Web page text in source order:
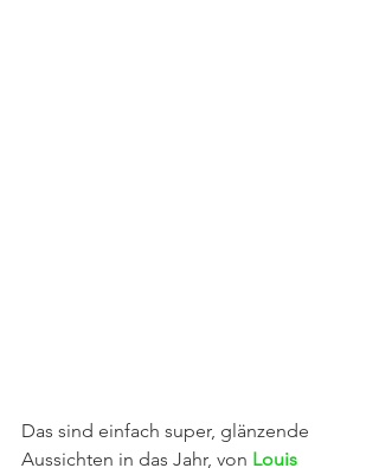
Das sind einfach super, glänzende
Aussichten in das Jahr, von Louis